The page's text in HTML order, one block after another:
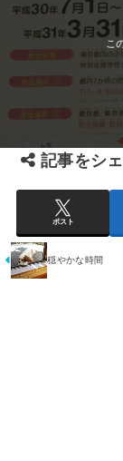
記事をシ
ポスト
穏やかな時間